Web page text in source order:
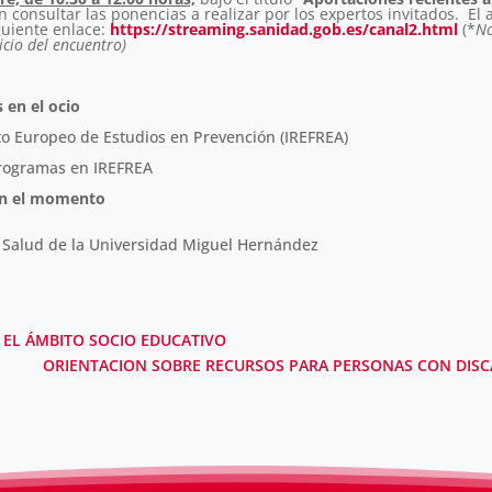
consultar las ponencias a realizar por los expertos invitados. El
enlace: https://streaming.sanidad.gob.es/canal2.html (*
del encuentro)
en el ocio
de Estudios en Prevención (IREFREA)
en IREFREA
el momento
de la Universidad Miguel Hernández
ÁMBITO SOCIO EDUCATIVO
ORIENTACION SOBRE RECURSOS PARA PERSONAS CON